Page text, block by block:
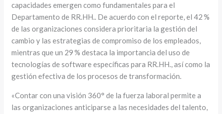
capacidades emergen como fundamentales para el
Departamento de RR.HH.. De acuerdo con el reporte, el 42 %
de las organizaciones considera prioritaria la gestión del
cambio y las estrategias de compromiso de los empleados,
mientras que un 29 % destaca la importancia del uso de
tecnologías de software específicas para RR.HH., así como la
gestión efectiva de los procesos de transformación.
«Contar con una visión 360° de la fuerza laboral permite a
las organizaciones anticiparse a las necesidades del talento,